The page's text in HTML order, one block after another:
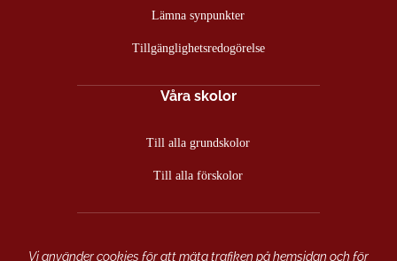
Lämna synpunkter
Tillgänglighetsredogörelse
Våra skolor
Till alla grundskolor
Till alla förskolor
Vi använder cookies för att mäta trafiken på hemsidan och för